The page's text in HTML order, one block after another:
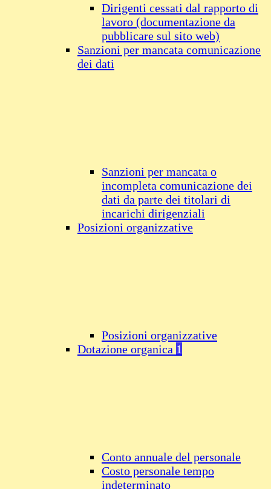
Dirigenti cessati dal rapporto di
lavoro (documentazione da
pubblicare sul sito web)
Sanzioni per mancata comunicazione
dei dati
Sanzioni per mancata o
incompleta comunicazione dei
dati da parte dei titolari di
incarichi dirigenziali
Posizioni organizzative
Posizioni organizzative
Dotazione organica 1
Conto annuale del personale
Costo personale tempo
indeterminato